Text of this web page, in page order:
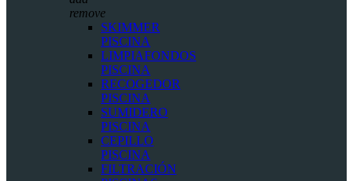
remove
SKIMMER
PISCINA
LIMPIAFONDOS
PISCINA
RECOGEDOR
PISCINA
SUMIDERO
PISCINA
CEPILLO
PISCINA
FILTRACIÓN